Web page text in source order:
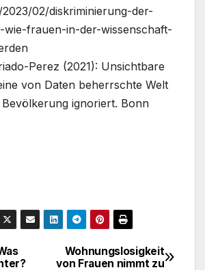
02/diskriminierung-der-
wie-frauen-in-der-wissenschaft-
Perez (2021): Unsichtbare
von Daten beherrschte Welt
ignoriert. Bonn
Wohnungslosigkeit
von Frauen nimmt zu